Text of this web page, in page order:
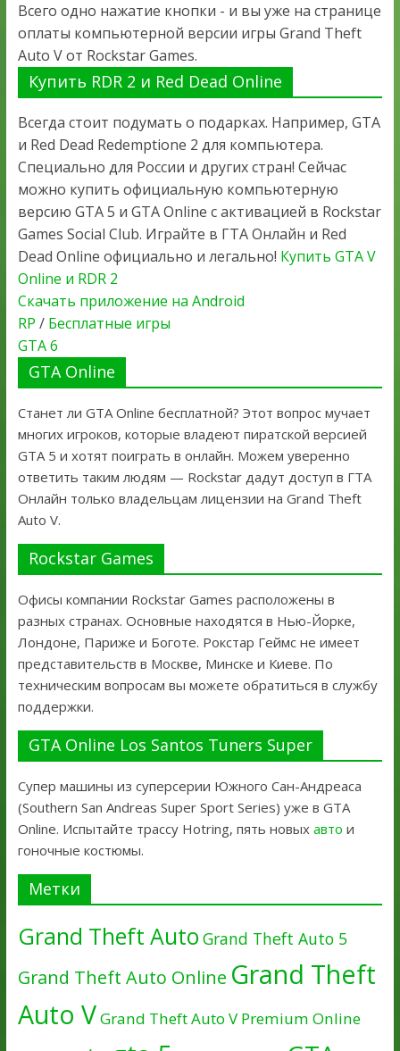
Всего одно нажатие кнопки - и вы уже на странице
оплаты компьютерной версии игры Grand Theft
Auto V от Rockstar Games.
Купить RDR 2 и Red Dead Online
Всегда стоит подумать о подарках. Например, GTA
и Red Dead Redemptione 2 для компьютера.
Специально для России и других стран! Сейчас
можно купить официальную компьютерную
версию GTA 5 и GTA Online с активацией в Rockstar
Games Social Club. Играйте в ГТА Онлайн и Red
Dead Online официально и легально! Купить GTA V
Online и RDR 2
Скачать приложение на Android
RP / Бесплатные игры
GTA 6
GTA Online
Станет ли GTA Online бесплатной? Этот вопрос мучает
многих игроков, которые владеют пиратской версией
GTA 5 и хотят поиграть в онлайн. Можем уверенно
ответить таким людям — Rockstar дадут доступ в ГТА
Онлайн только владельцам лицензии на Grand Theft
Auto V.
Rockstar Games
Офисы компании Rockstar Games расположены в
разных странах. Основные находятся в Нью-Йорке,
Лондоне, Париже и Боготе. Рокстар Геймс не имеет
представительств в Москве, Минске и Киеве. По
техническим вопросам вы можете обратиться в службу
поддержки.
GTA Online Los Santos Tuners Super
Супер машины из суперсерии Южного Сан-Андреаса
(Southern San Andreas Super Sport Series) уже в GTA
Online. Испытайте трассу Hotring, пять новых авто и
гоночные костюмы.
Метки
Grand Theft Auto Grand Theft Auto 5
Grand Theft Auto Online Grand Theft
Auto VGrand Theft Auto V Premium Online